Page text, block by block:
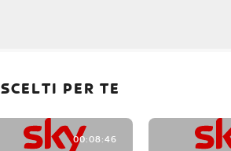
SCELTI PER TE
00:08:46